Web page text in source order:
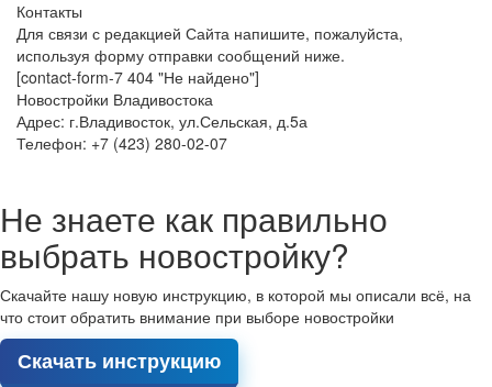
Контакты
Для связи с редакцией Сайта напишите, пожалуйста,
используя форму отправки сообщений ниже.
[contact-form-7 404 "Не найдено"]
Новостройки Владивостока
Адрес: г.Владивосток, ул.Сельская, д.5а
Телефон: +7 (423) 280-02-07
Не знаете как правильно
выбрать новостройку?
Скачайте нашу новую инструкцию, в которой мы описали всё, на
что стоит обратить внимание при выборе новостройки
Скачать инструкцию